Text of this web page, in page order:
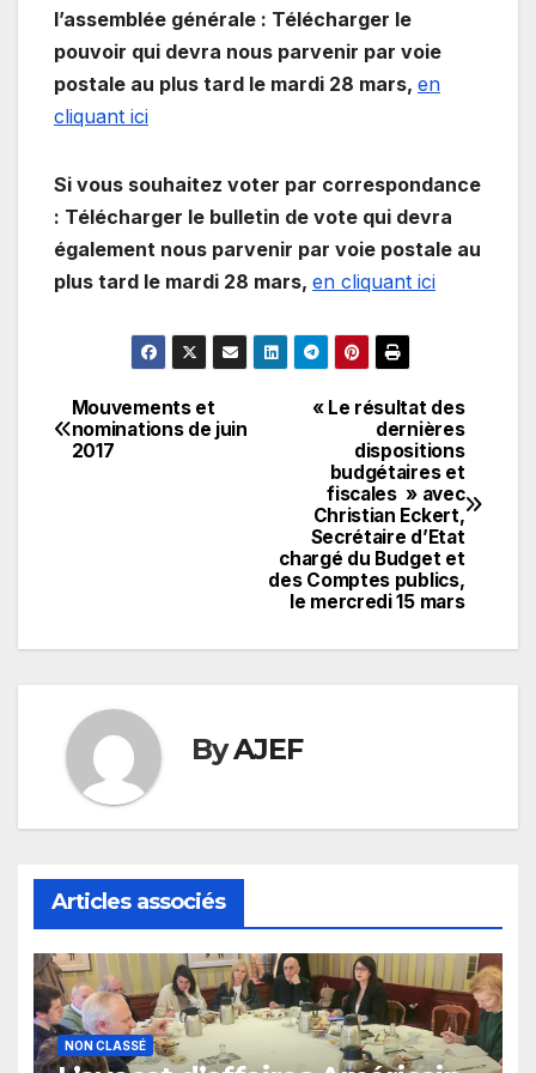
l’assemblée générale : Télécharger le
pouvoir qui devra nous parvenir par voie
postale au plus tard le mardi 28 mars, en
cliquant ici
Si vous souhaitez voter par correspondance
: Télécharger le bulletin de vote qui devra
également nous parvenir par voie postale au
plus tard le mardi 28 mars, en cliquant ici
Navigation
de
« Le résultat des
dernières
dispositions
budgétaires et
fiscales » avec
Christian Eckert,
Secrétaire d’Etat
chargé du Budget et
des Comptes publics,
le mercredi 15 mars
Mouvements et
nominations de juin
2017
ByAJEF
Articles associés
NON CLASSÉ